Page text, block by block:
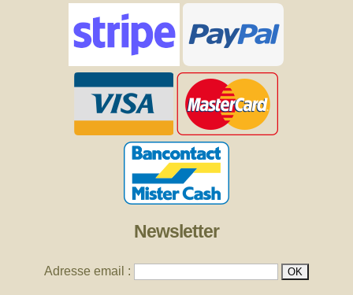
Newsletter
Adresse email :